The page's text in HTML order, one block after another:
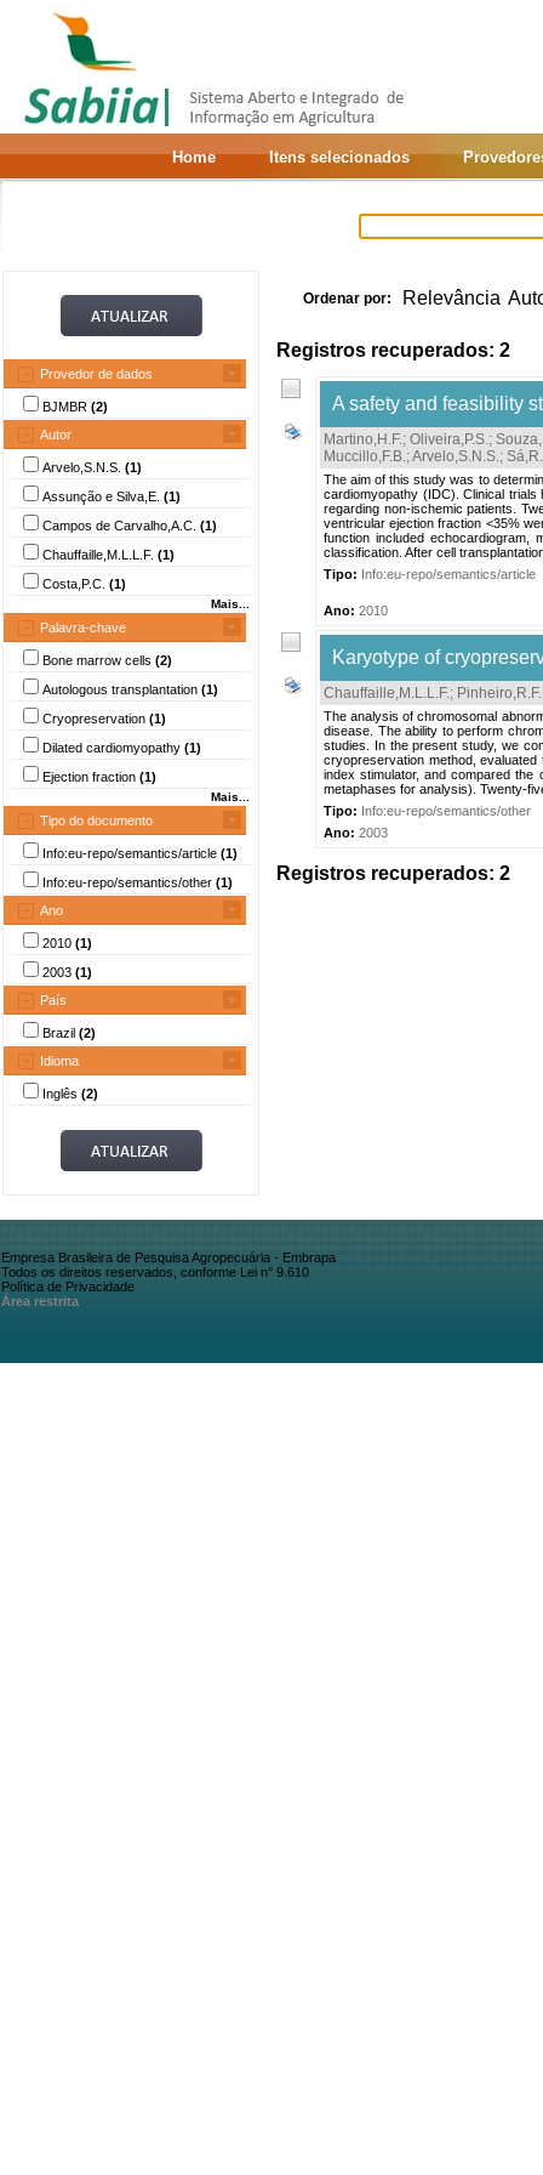
Home Itens selecionados
Provedor de dados
BJMBR (2)
Autor
Arvelo,S.N.S. (1)
Assunção e Silva,E. (1)
Campos de Carvalho,A.C. (1)
Chauffaille,M.L.L.F. (1)
Costa,P.C. (1)
Mais...
Palavra-chave
Bone marrow cells (2)
Autologous transplantation (1)
Cryopreservation (1)
Dilated cardiomyopathy (1)
Ejection fraction (1)
Mais...
Tipo do documento
Info:eu-repo/semantics/article (1)
Info:eu-repo/semantics/other (1)
Ano
2010 (1)
2003 (1)
País
Brazil (2)
Idioma
Inglês (2)
Ordenar por: Relevância
Registros recuperados: 2
A safety and feasibility
Martino,H.F.; Oliveira,P.S.;
Muccillo,F.B.;Arvelo,S.N.S.; Sá,R.
The aim of this study was to
cardiomyopathy (IDC). Clinical
regarding non-ischemic patients.
ventricular ejection fraction <35%
function included echocardiogram,
classification. After cell
Tipo: Info:eu-repo/semantics/article
Ano: 2010
Karyotype of
Chauffaille,M.L.L.F.; Pinheiro,R.F.
The analysis of chromosomal
disease. The ability to perform
studies. In the present study, we
cryopreservation method,
index stimulator, and compared
metaphases for analysis). Twenty-
Tipo: Info:eu-repo/semantics/other
Ano: 2003
Registros recuperados: 2
Empresa Brasileira de Pesquisa Agropecuária - Embrapa
Todos os direitos reservados, conforme Lei n° 9.610
Política de Privacidade
Área restrita